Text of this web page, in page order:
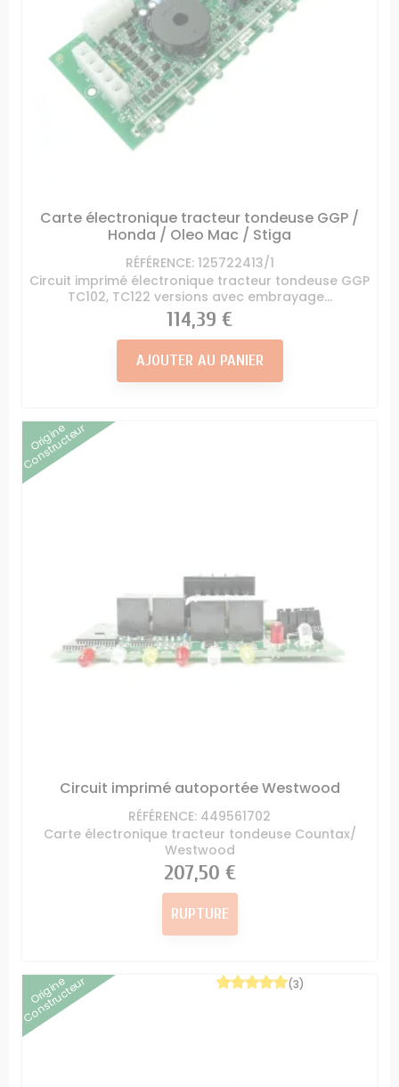
Carte électronique tracteur tondeuse GGP /
Honda / Oleo Mac / Stiga
RÉFÉRENCE: 125722413/1
Circuit imprimé électronique tracteur tondeuse GGP
TC102, TC122 versions avec embrayage...
Prix
114,39 €
AJOUTER AU PANIER
Origine
Constructeur
Circuit imprimé autoportée Westwood
RÉFÉRENCE: 449561702
Carte électronique tracteur tondeuse Countax/
Westwood
Prix
207,50 €
RUPTURE
Origine
Constructeur (3)